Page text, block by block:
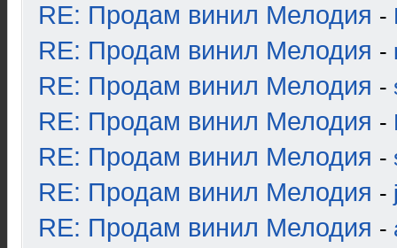
RE: Продам винил Мелодия -
RE: Продам винил Мелодия -
RE: Продам винил Мелодия -
RE: Продам винил Мелодия -
RE: Продам винил Мелодия -
RE: Продам винил Мелодия -
RE: Продам винил Мелодия -